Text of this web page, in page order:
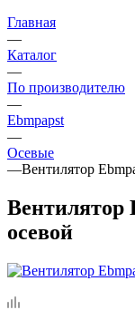
Главная
—
Каталог
—
По производителю
—
Ebmpapst
—
Осевые
—Вентилятор
Вентилятор
осевой